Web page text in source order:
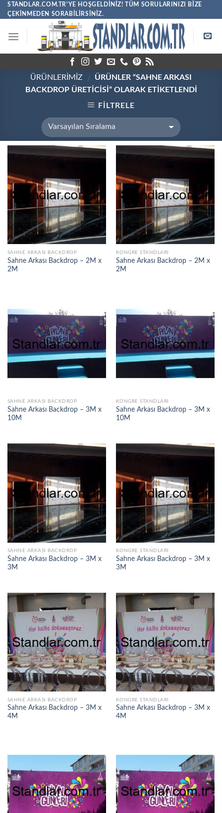
Skip
to
STANDLAR.COM.TR'YE HOŞGELDINIZ! TÜM SORULARINIZI BIZE
ÇEKINMEDEN SORABILIRSINIZ.
ÜRÜNLERİMİZ /
ÜRÜNLER “SAHNE ARKASI
BACKDROP ÜRETICISI” OLARAK ETIKETLENDI
FILTRELE
SAHNE ARKASI BACKDROP
Sahne Arkası Backdrop – 2M x
2M
KONGRE STANDLARI
Sahne Arkası Backdrop – 2M x
2M
SAHNE ARKASI BACKDROP
Sahne Arkası Backdrop – 3M x
10M
KONGRE STANDLARI
Sahne Arkası Backdrop – 3M x
10M
SAHNE ARKASI BACKDROP
Sahne Arkası Backdrop – 3M x
3M
KONGRE STANDLARI
Sahne Arkası Backdrop – 3M x
3M
SAHNE ARKASI BACKDROP
Sahne Arkası Backdrop – 3M x
4M
KONGRE STANDLARI
Sahne Arkası Backdrop – 3M x
4M